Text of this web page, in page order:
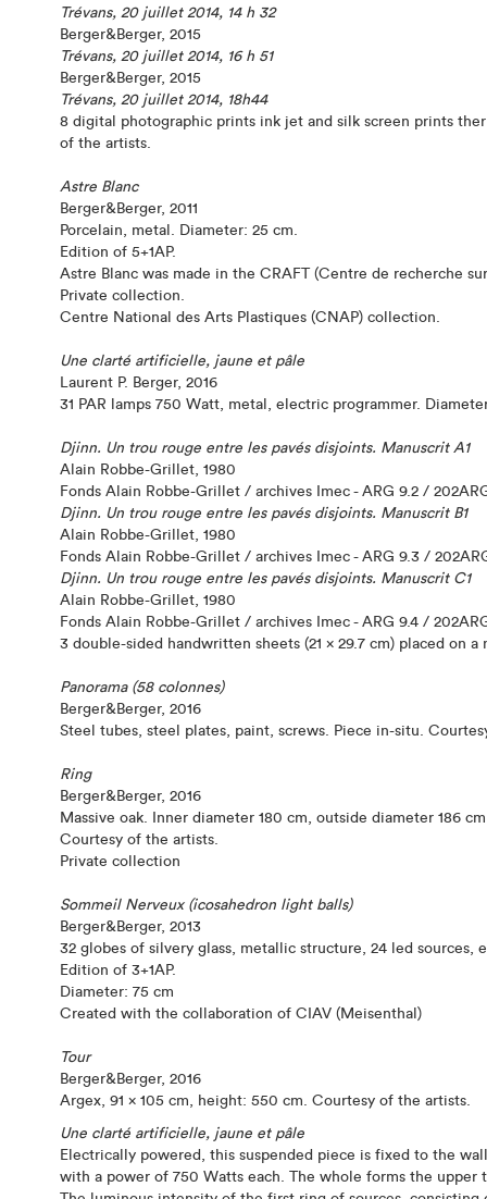
Trévans, 20 juillet 2014, 14 h 32
Berger&Berger, 2015
Trévans, 20 juillet 2014, 16 h 51
Berger&Berger, 2015
Trévans, 20 juillet 2014, 18h44
8 digital photographic prints ink jet and silk screen prints
of the artists.
Astre Blanc
Berger&Berger, 2011
Porcelain, metal. Diameter: 25 cm.
Edition of 5+1AP.
Astre Blanc was made in the CRAFT (Centre de recherche
Private collection.
Centre National des Arts Plastiques (CNAP) collection.
Une clarté artificielle, jaune et pâle
Laurent P. Berger, 2016
31 PAR lamps 750 Watt, metal, electric programmer.
Djinn. Un trou rouge entre les pavés disjoints. Manuscrit A1
Alain Robbe-Grillet, 1980
Fonds Alain Robbe-Grillet / archives Imec - ARG 9.2 /
Djinn. Un trou rouge entre les pavés disjoints. Manuscrit B1
Alain Robbe-Grillet, 1980
Fonds Alain Robbe-Grillet / archives Imec - ARG 9.3 /
Djinn. Un trou rouge entre les pavés disjoints. Manuscrit C1
Alain Robbe-Grillet, 1980
Fonds Alain Robbe-Grillet / archives Imec - ARG 9.4 /
3 double-sided handwritten sheets (21 x 29.7 cm) placed on
Panorama (58 colonnes)
Berger&Berger, 2016
Steel tubes, steel plates, paint, screws. Piece in-situ.
Ring
Berger&Berger, 2016
Massive oak. Inner diameter 180 cm, outside diameter 186
Courtesy of the artists.
Private collection
Sommeil Nerveux (icosahedron light balls)
Berger&Berger, 2013
32 globes of silvery glass, metallic structure, 24 led sources,
Edition of 3+1AP.
Diameter: 75 cm
Created with the collaboration of CIAV (Meisenthal)
Tour
Berger&Berger, 2016
Argex, 91 x 105 cm, height: 550 cm. Courtesy of the artists.
Une clarté artificielle, jaune et pâle
Electrically powered, this suspended piece is fixed to the
with a power of 750 Watts each. The whole forms the upper